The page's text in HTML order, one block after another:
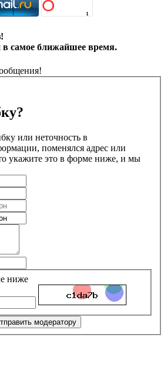
самое ближайшее время.
или неточность в
поменялся адрес или
укажите это в форме ниже, и мы
ниже
модератору